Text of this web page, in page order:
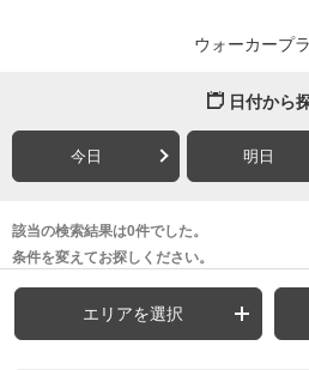
ウォーカープ
日付から
今日 明日
該当の検索結果は0件でした。
条件を変えてお探しください。
エリアを選択